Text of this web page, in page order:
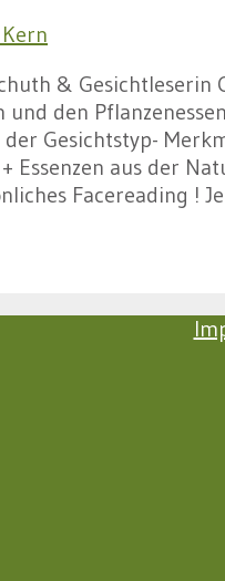
& Gesichtleserin
und den
Gesichtstyp-
Essenzen aus der
Facereading !